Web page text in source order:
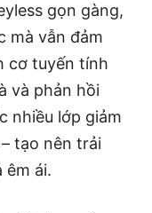
gọn gàng,
mà vẫn đảm
cơ tuyến tính
và phản hồi
nhiều lớp giảm
tạo nên trải
êm ái.